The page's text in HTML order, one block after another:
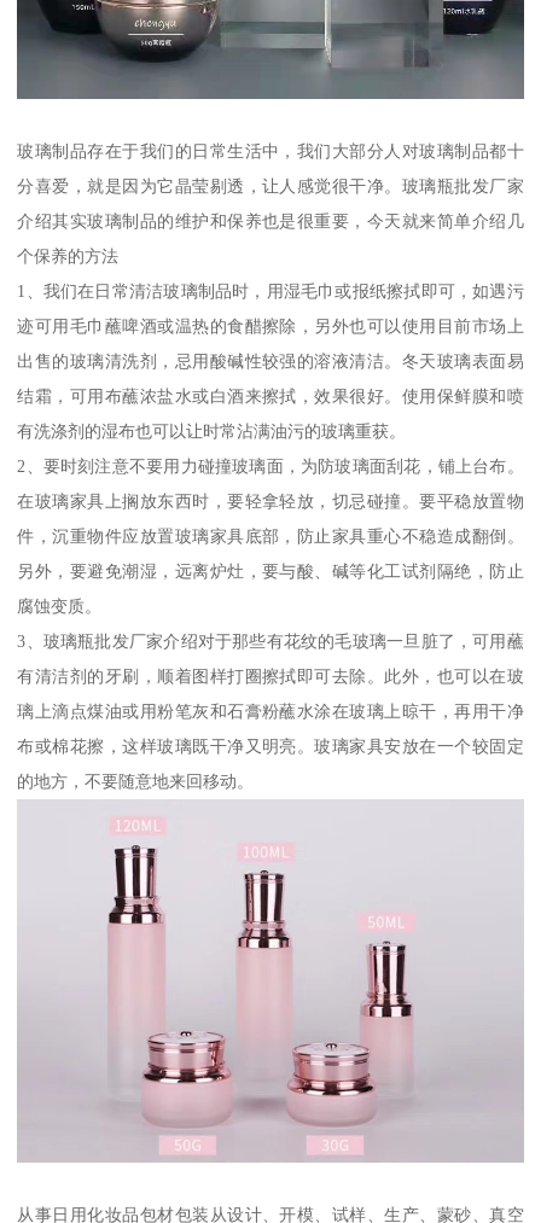
玻璃制品存在于我们的日常生活中，我们大部分人对玻璃制品都十
分喜爱，就是因为它晶莹剔透，让人感觉很干净。玻璃瓶批发厂家
介绍其实玻璃制品的维护和保养也是很重要，今天就来简单介绍几
个保养的方法
1、我们在日常清洁玻璃制品时，用湿毛巾或报纸擦拭即可，如遇污
迹可用毛巾蘸啤酒或温热的食醋擦除，另外也可以使用目前市场上
出售的玻璃清洗剂，忌用酸碱性较强的溶液清洁。冬天玻璃表面易
结霜，可用布蘸浓盐水或白酒来擦拭，效果很好。使用保鲜膜和喷
有洗涤剂的湿布也可以让时常沾满油污的玻璃重获。
2、要时刻注意不要用力碰撞玻璃面，为防玻璃面刮花，铺上台布。
在玻璃家具上搁放东西时，要轻拿轻放，切忌碰撞。要平稳放置物
件，沉重物件应放置玻璃家具底部，防止家具重心不稳造成翻倒。
另外，要避免潮湿，远离炉灶，要与酸、碱等化工试剂隔绝，防止
腐蚀变质。
3、玻璃瓶批发厂家介绍对于那些有花纹的毛玻璃一旦脏了，可用蘸
有清洁剂的牙刷，顺着图样打圈擦拭即可去除。此外，也可以在玻
璃上滴点煤油或用粉笔灰和石膏粉蘸水涂在玻璃上晾干，再用干净
布或棉花擦，这样玻璃既干净又明亮。玻璃家具安放在一个较固定
的地方，不要随意地来回移动。
从事日用化妆品包材包装从设计、开模、试样、生产、蒙砂、真空